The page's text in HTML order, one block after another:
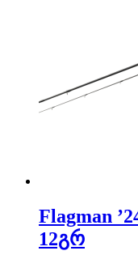
Flagman
12გრ